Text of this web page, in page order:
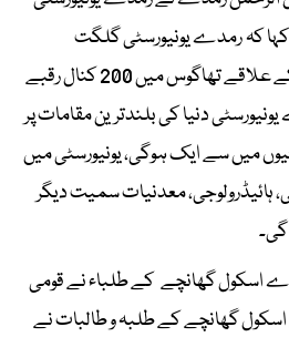
کہ رمدے یونیورسٹی گلگت
بلتستان کے ضلع گھانچے کے علاقے تھاگوس میں 200 کنال رقبے
دنیا کی بلندترین مقامات پر
میں سے ایک ہوگی، یونیورسٹی میں
ہائیڈرولوجی، معدنیات سمیت دیگر
اسکول گھانچے کے طلباء نے قومی
اسکول گھانچے کے طلبہ و طالبات نے